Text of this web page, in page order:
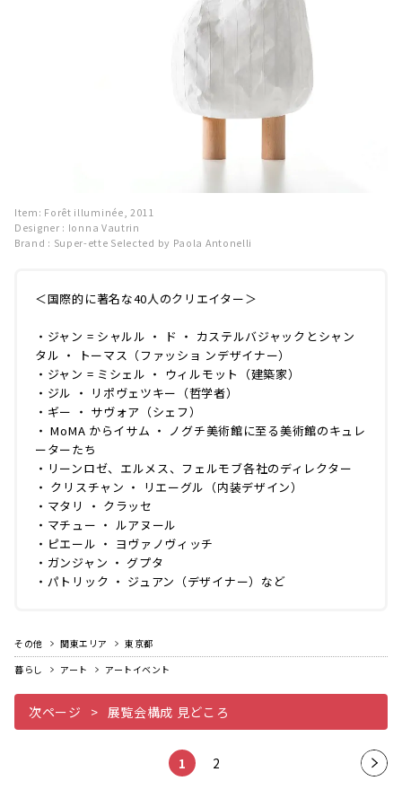
Item: Forêt illuminée, 2011
Designer : Ionna Vautrin
Brand : Super-ette Selected by Paola Antonelli
＜国際的に著名な40人のクリエイター＞
・ジャン = シャルル ・ ド ・ カステルバジャックとシャン
タル ・ トーマス（ファッショ ンデザイナー）
・ジャン = ミシェル ・ ウィルモット（建築家）
・ジル ・ リポヴェツキー（哲学者）
・ギー ・ サヴォア（シェフ）
・ MoMA からイサム ・ ノグチ美術館に至る美術館のキュレ
ーターたち
・リーンロゼ、エルメス、フェルモブ各社のディレクター
・ クリスチャン ・ リエーグル（内装デザイン）
・マタリ ・ クラッセ
・マチュー ・ ルアヌール
・ピエール ・ ヨヴァノヴィッチ
・ガンジャン ・ グプタ
・パトリック ・ ジュアン（デザイナー）など
その他 関東エリア
東京都
暮らし
アート アートイベント
次ページ 展覧会構成 見どころ
1 2
次の